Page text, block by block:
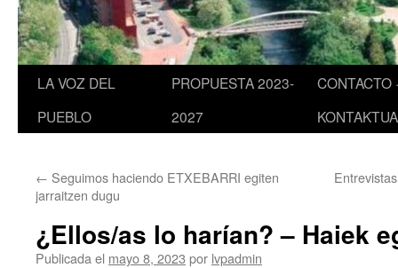
LA VOZ DEL
PUEBLO
PROPUESTA 2023-
2027
CONTACTO ·
KONTAKTUA
← Seguimos haciendo ETXEBARRI egiten
jarraitzen dugu
¿Ellos/as lo harían? – Haiek
Publicada el mayo 8, 2023 por lvpadmin